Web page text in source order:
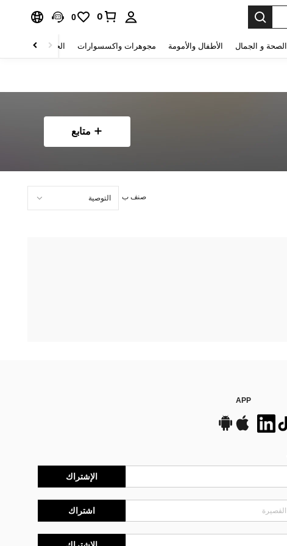
0
0
الصحة و الجمال الأطفال والأمومة مجوهرات واكسسوارات الحقائب والأمتعة
متابع
صنف ب
APP
الإشتراك
اشتراك